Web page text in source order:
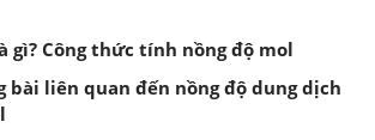
gì? Công thức tính nồng độ mol
bài liên quan đến nồng độ dung dịch